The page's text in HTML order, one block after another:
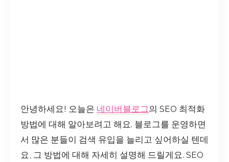
안녕하세요! 오늘은 네이버블로그의 SEO 최적화
방법에 대해 알아보려고 해요. 블로그를 운영하면
서 많은 분들이 검색 유입을 늘리고 싶어하실 텐데
요, 그 방법에 대해 자세히 설명해 드릴게요. SEO